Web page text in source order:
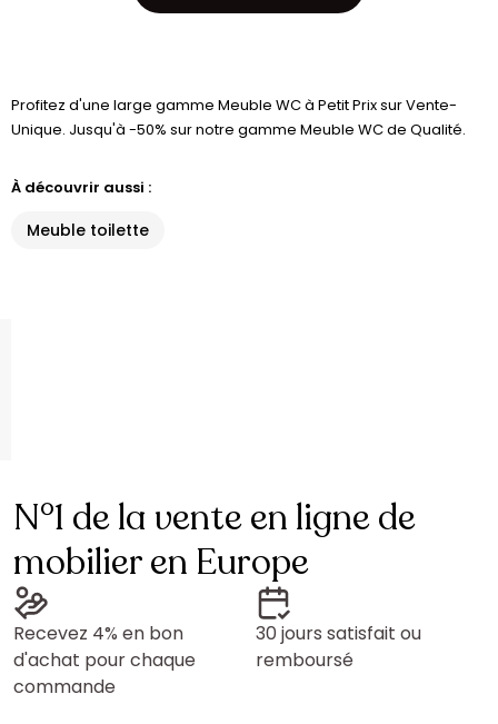
Profitez d'une large gamme Meuble WC à Petit Prix sur Vente-
Unique. Jusqu'à -50% sur notre gamme Meuble WC de Qualité.
À découvrir aussi :
Meuble toilette
N°1 de la vente en ligne de
mobilier en Europe
Recevez 4% en bon
d'achat pour chaque
commande
30 jours satisfait ou
remboursé